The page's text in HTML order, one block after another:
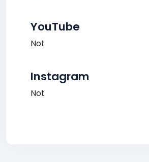
YouTube
Not
Instagram
Not